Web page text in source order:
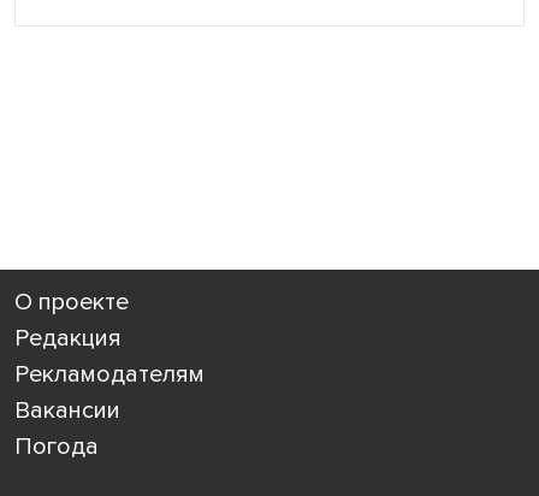
О проекте
Редакция
Рекламодателям
Вакансии
Погода